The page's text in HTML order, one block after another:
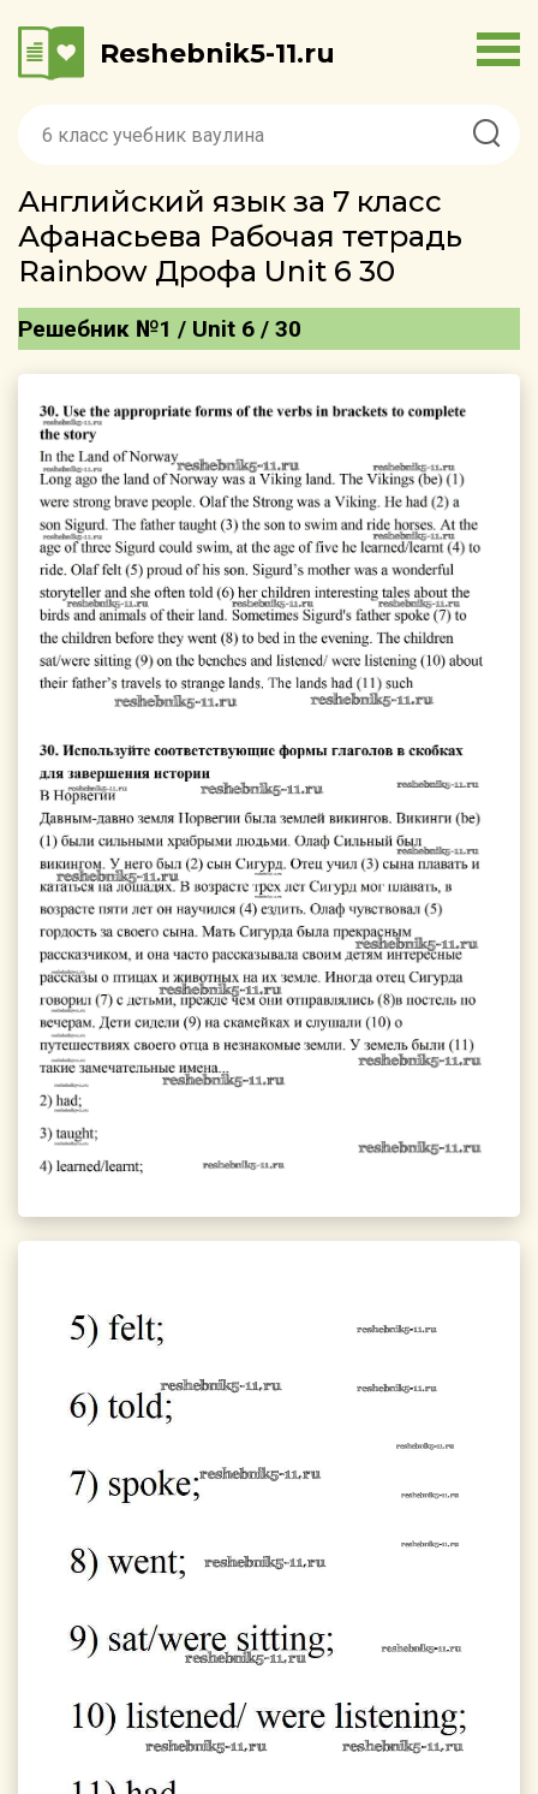
Reshebnik5-11.ru
Английский язык за 7 класс
Афанасьева Рабочая тетрадь
Rainbow Дрофа Unit 6 30
Решебник №1 / Unit 6 / 30